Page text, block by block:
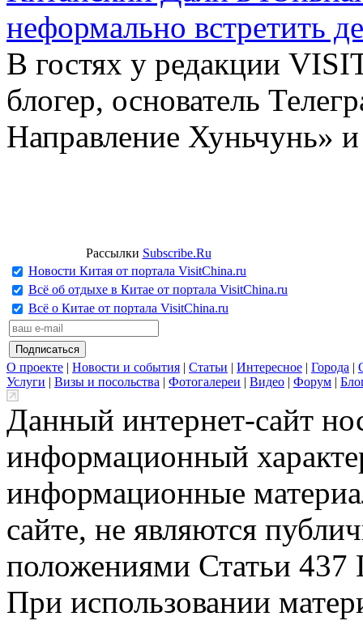
неформально встретить
В гостях у редакции
блогер, основатель
Направление Хуньчунь»
Рассылки Subscribe.Ru
Новости Китая от портала VisitChina.ru
Всё об отдыхе в Китае от портала VisitChina.ru
Всё о Китае от портала VisitChina.ru
О проекте | Новости и события | Статьи | Интересное | Города |
Услуги | Визы и посольства | Фотогалереи | Видео | Форум |
Данный интернет-сайт
информационный
информационные
сайте, не являются
положениями Статьи 437
При использовании